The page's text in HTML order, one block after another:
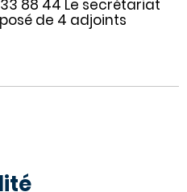
88 44 Le secrétariat
de 4 adjoints